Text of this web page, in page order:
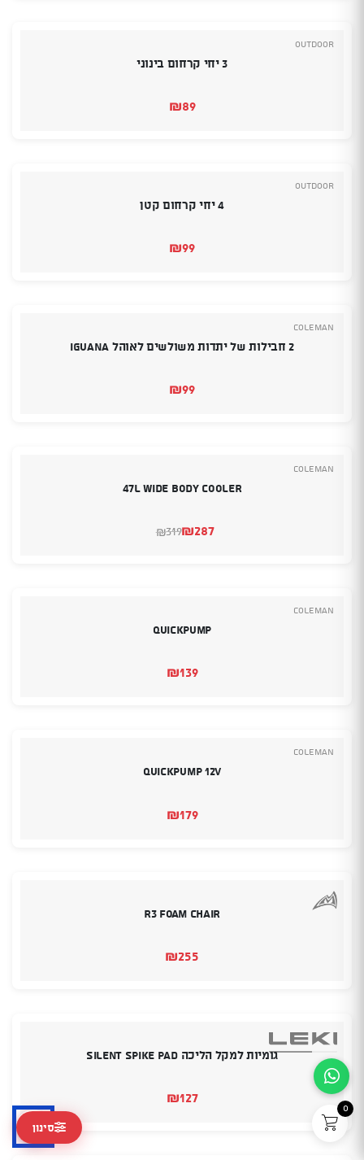
סינון
Outdoor
3 יחי קרחום בינוני
₪89
Outdoor
4 יחי קרחום קטן
₪99
Coleman
2 חבילות של יתדות משולשים לאוהל IGUANA
₪99
Coleman
47L Wide Body Cooler
₪319
המחיר₪287
המחיר
Coleman
QuickPump
₪139
Coleman
QuickPump 12V
₪179
R3 Foam Chair
₪255
גומיות למקל הליכה Silent Spike Pad
₪127
0